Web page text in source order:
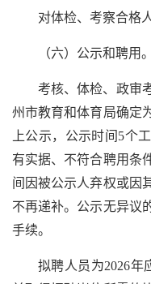
对体检、考察合格
（六）公示和聘用。
考核、体检、政审
州市教育和体育局确定
上公示，公示时间5个
有实据、不符合聘用条
间因被公示人弃权或因
不再递补。公示无异议
手续。
拟聘人员为2026年